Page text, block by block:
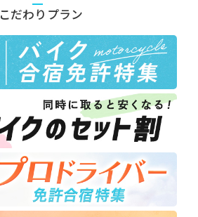
こだわりプラン